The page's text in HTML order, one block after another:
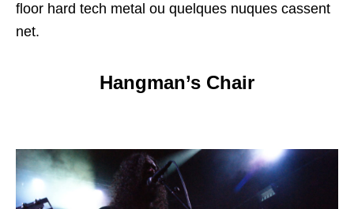
floor hard tech metal ou quelques nuques cassent
net.
Hangman’s Chair